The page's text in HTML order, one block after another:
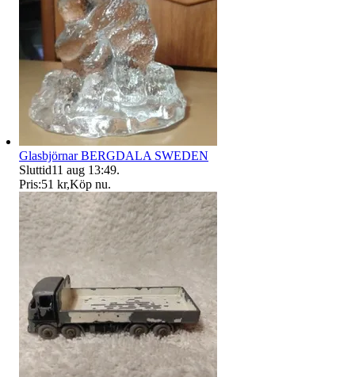
Glasbjörnar BERGDALA SWEDEN
Sluttid11 aug 13:49.
Pris:51 kr,Köp nu.